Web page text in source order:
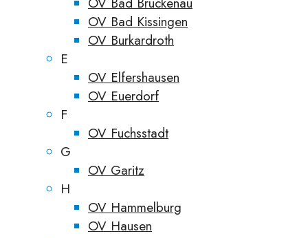
OV Bad Kissingen
OV Burkardroth
E
OV Elfershausen
OV Euerdorf
F
OV Fuchsstadt
G
OV Garitz
H
OV Hammelburg
OV Hausen